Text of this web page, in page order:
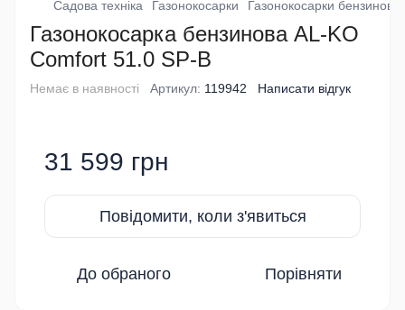
Садова техніка Газонокосарки Газонокосарки бензинові
Газонокосарка бензинова AL-KO
Comfort 51.0 SP-B
Немає в наявності Артикул: 119942 Написати відгук
31 599 грн
Повідомити, коли з'явиться
До обраного Порівняти